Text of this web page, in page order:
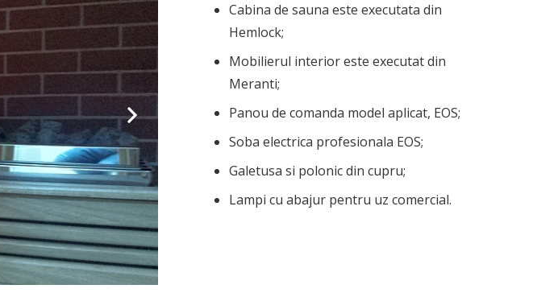
Cabina de sauna este executata din
Hemlock;
Mobilierul interior este executat din
Meranti;
Panou de comanda model aplicat, EOS;
Soba electrica profesionala EOS;
Galetusa si polonic din cupru;
Lampi cu abajur pentru uz comercial.